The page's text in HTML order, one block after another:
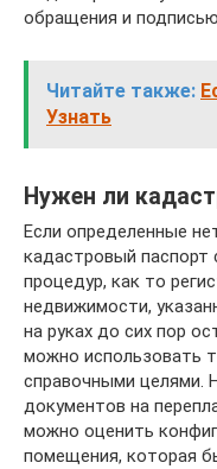
обращения и
Читайте также:
Узнать
Нужен ли
Если определенные
кадастровый паспорт
процедур, как то
недвижимости,
на руках до сих пор
можно использовать
справочными целями.
документов на
можно оценить
помещения, которая